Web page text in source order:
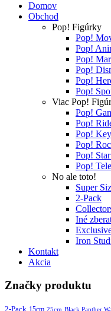
Domov
Obchod
Pop! Figúrky
Pop!
Pop!
Pop!
Pop!
Pop!
Pop!
Viac Pop!
Pop!
Pop!
Pop!
Pop!
Pop!
Pop!
No ale toto!
Super
2-Pack
Iné
Iron
Kontakt
Akcia
Značky produktu
2-Pack 15cm 25cm Black Panther